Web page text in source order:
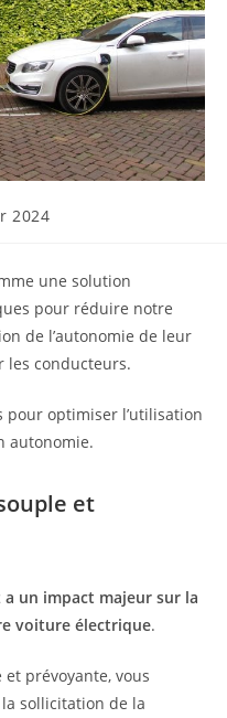
2024
une solution
pour réduire notre
de l’autonomie de leur
les conducteurs.
optimiser l’utilisation
autonomie.
et
un impact majeur sur la
voiture électrique.
prévoyante, vous
sollicitation de la